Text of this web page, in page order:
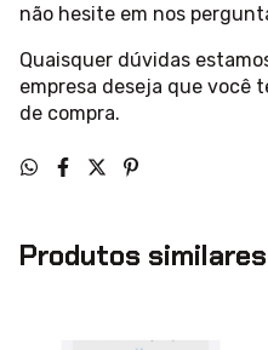
não hesite em nos
Quaisquer dúvidas
empresa deseja que você
de compra.
Produtos similares